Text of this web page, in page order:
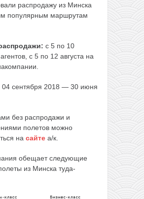
распродажу из Минска
популярным маршрутам
с 5 по 10
с 5 по 12 августа на
04 сентября 2018 — 30 июня
без распродажи и
полетов можно
на сайте а/к.
обещает следующие
из Минска туда-